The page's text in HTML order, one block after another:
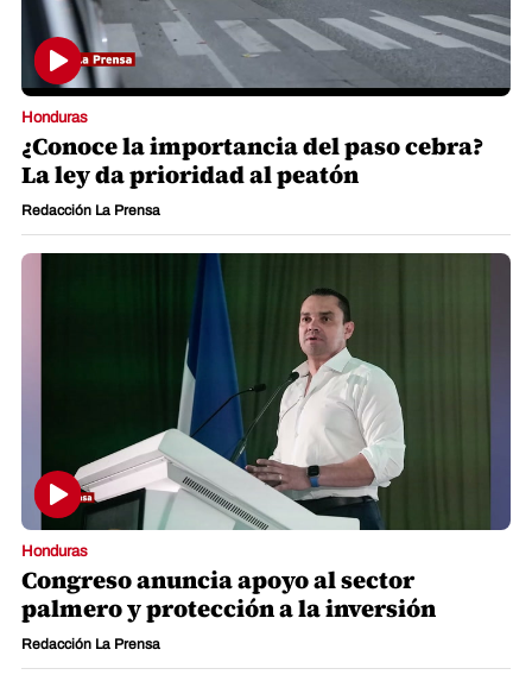
Honduras
¿Conoce la importancia del paso cebra?
La ley da prioridad al peatón
Redacción La Prensa
Honduras
Congreso anuncia apoyo al sector
palmero y protección a la inversión
Redacción La Prensa